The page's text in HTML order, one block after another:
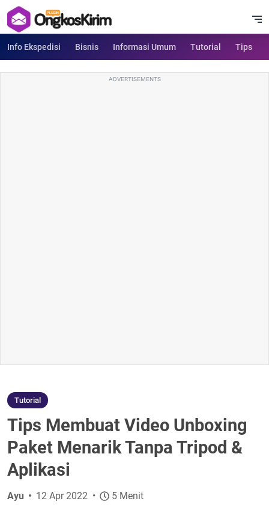
Info Ekspedisi Bisnis Informasi Umum Tutorial Tips
ADVERTISEMENTS
Tutorial
Tips Membuat Video Unboxing
Paket Menarik Tanpa Tripod &
Aplikasi
Ayu 12 Apr 2022 5 Menit